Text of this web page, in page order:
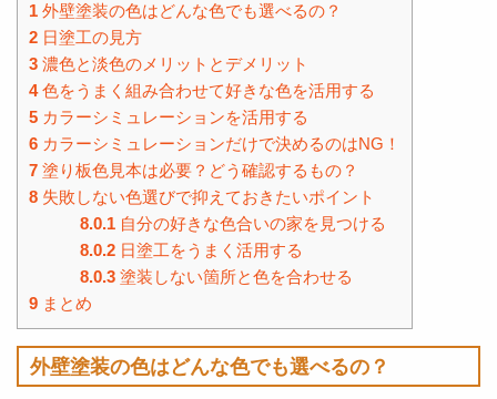
1 外壁塗装の色はどんな色でも選べるの？
2 日塗工の見方
3 濃色と淡色のメリットとデメリット
4色をうまく組み合わせて好きな色を活用する
5 カラーシミュレーションを活用する
6 カラーシミュレーションだけで決めるのはNG！
7 塗り板色見本は必要？どう確認するもの？
8 失敗しない色選びで抑えておきたいポイント
8.0.1自分の好きな色合いの家を見つける
8.0.2日塗工をうまく活用する
8.0.3塗装しない箇所と色を合わせる
9 まとめ
外壁塗装の色はどんな色でも選べるの？